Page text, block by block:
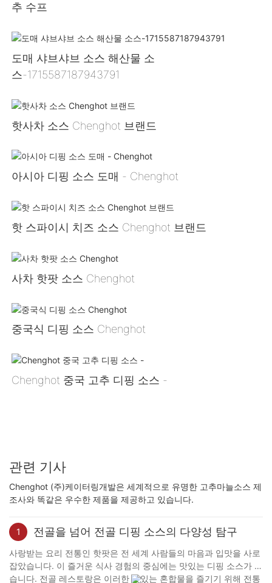
추 수프
도매 샤브샤브 소스 해산물 소
스-1715587187943791
핫사차 소스 Chenghot 브랜드
아시아 디핑 소스 도매 - Chenghot
핫 스파이시 치즈 소스 Chenghot 브랜드
사차 핫팟 소스 Chenghot
중국식 디핑 소스 Chenghot
Chenghot 중국 고추 디핑 소스 -
관련 기사
Chenghot (주)케이터링개발은 세계적으로 유명한 고추마늘소스 제
조사와 똑같은 우수한 제품을 제공하고 있습니다.
1 전골을 넘어 전골 디핑 소스의 다양성 탐구
사랑받는 요리 전통인 핫팟은 전 세계 사람들의 마음과 입맛을 사로
잡았습니다. 이 즐거운 식사 경험의 중심에는 맛있는 디핑 소스가 있
습니다. 전골 레스토랑은 이러한 맛있는 혼합물을 즐기기 위해 전통